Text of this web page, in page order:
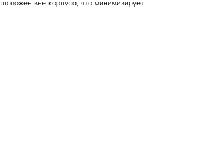
вне корпуса, что минимизирует